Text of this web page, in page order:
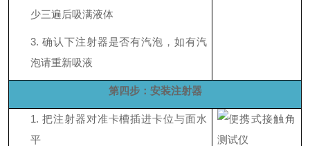
少三遍后吸满液体
3. 确认下注射器是否有汽泡，如有汽
泡请重新吸液
第四步：安装注射器
1. 把注射器对准卡槽插进卡位与面水
平